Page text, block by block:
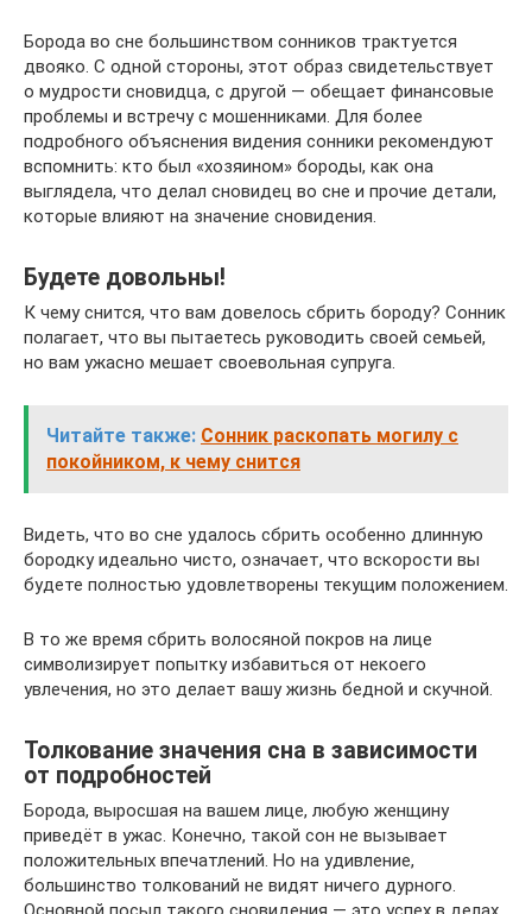
Борода во сне большинством сонников трактуется
двояко. С одной стороны, этот образ свидетельствует
о мудрости сновидца, с другой — обещает финансовые
проблемы и встречу с мошенниками. Для более
подробного объяснения видения сонники рекомендуют
вспомнить: кто был «хозяином» бороды, как она
выглядела, что делал сновидец во сне и прочие детали,
которые влияют на значение сновидения.
Будете довольны!
К чему снится, что вам довелось сбрить бороду? Сонник
полагает, что вы пытаетесь руководить своей семьей,
но вам ужасно мешает своевольная супруга.
Читайте также: Сонник раскопать могилу с
покойником, к чему снится
Видеть, что во сне удалось сбрить особенно длинную
бородку идеально чисто, означает, что вскорости вы
будете полностью удовлетворены текущим положением.
В то же время сбрить волосяной покров на лице
символизирует попытку избавиться от некоего
увлечения, но это делает вашу жизнь бедной и скучной.
Толкование значения сна в зависимости
от подробностей
Борода, выросшая на вашем лице, любую женщину
приведёт в ужас. Конечно, такой сон не вызывает
положительных впечатлений. Но на удивление,
большинство толкований не видят ничего дурного.